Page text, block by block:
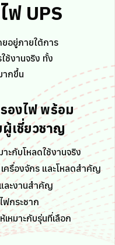
ฟ UPS
ยอยู่ภายใต้การ
ช้งานจริง ทั้ง
ากขึ้น
องไฟ พร้อม
เชี่ยวชาญ
าะกับโหลดใช้งานจริง
เครื่องจักร และโหลดสำคัญ
ละงานสำคัญ
ฟกระชาก
หมาะกับรุ่นที่เลือก